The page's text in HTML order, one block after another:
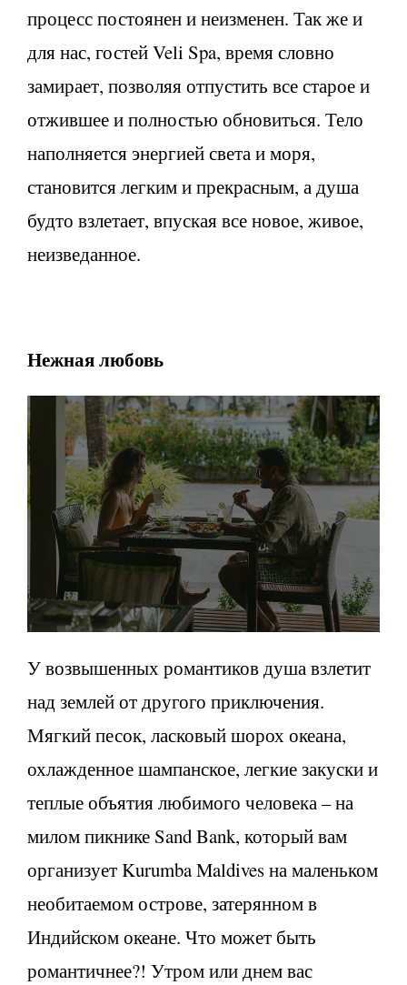
процесс постоянен и неизменен. Так же и
для нас, гостей Veli Spa, время словно
замирает, позволяя отпустить все старое и
отжившее и полностью обновиться. Тело
наполняется энергией света и моря,
становится легким и прекрасным, а душа
будто взлетает, впуская все новое, живое,
неизведанное.
Нежная любовь
У возвышенных романтиков душа взлетит
над землей от другого приключения.
Мягкий песок, ласковый шорох океана,
охлажденное шампанское, легкие закуски и
теплые объятия любимого человека – на
милом пикнике Sand Bank, который вам
организует Kurumba Maldives на маленьком
необитаемом острове, затерянном в
Индийском океане. Что может быть
романтичнее?! Утром или днем вас